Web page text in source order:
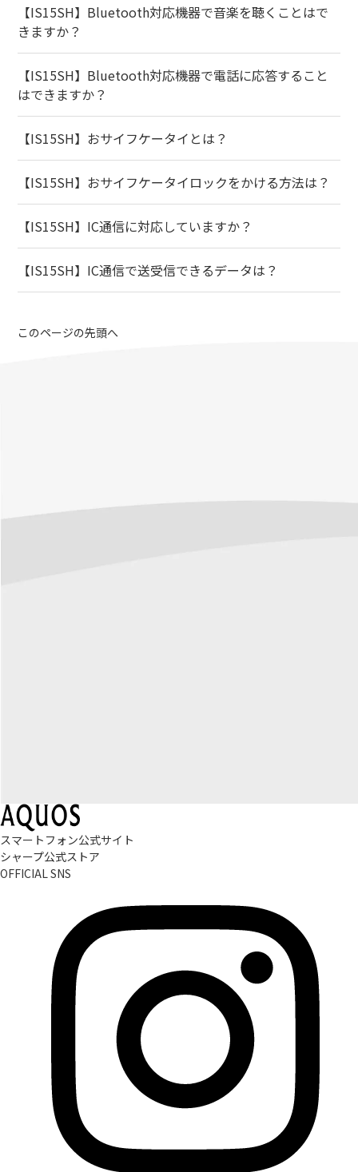
【IS15SH】Bluetooth対応機器で音楽を聴くことはで
きますか？
【IS15SH】Bluetooth対応機器で電話に応答すること
はできますか？
【IS15SH】おサイフケータイとは？
【IS15SH】おサイフケータイロックをかける方法は？
【IS15SH】IC通信に対応していますか？
【IS15SH】IC通信で送受信できるデータは？
このページの先頭へ
スマートフォン公式サイト
シャープ公式ストア
OFFICIAL SNS